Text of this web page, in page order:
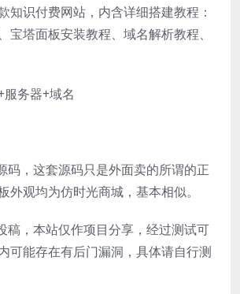
知识付费网站，内含详细搭建教程：
宝塔面板安装教程、域名解析教程、
务器+域名
码，这套源码只是外面卖的所谓的正
外观均为仿时光商城，基本相似。
稿，本站仅作项目分享，经过测试可
可能存在有后门漏洞，具体请自行测